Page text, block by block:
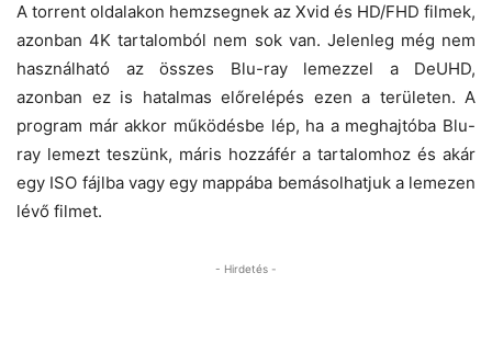
A torrent oldalakon hemzsegnek az Xvid és HD/FHD filmek,
azonban 4K tartalomból nem sok van. Jelenleg még nem
használható az összes Blu-ray lemezzel a DeUHD,
azonban ez is hatalmas előrelépés ezen a területen. A
program már akkor működésbe lép, ha a meghajtóba Blu-
ray lemezt teszünk, máris hozzáfér a tartalomhoz és akár
egy ISO fájlba vagy egy mappába bemásolhatjuk a lemezen
lévő filmet.
- Hirdetés -